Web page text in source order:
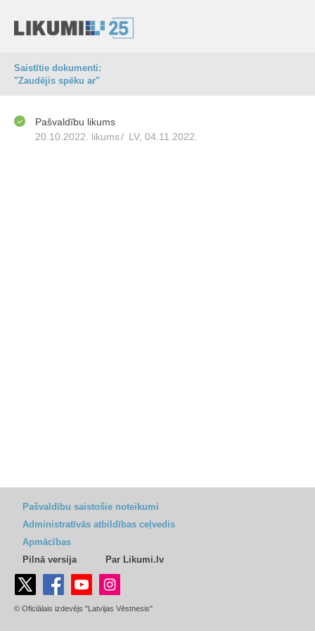
Saistītie dokumenti:
"Zaudējis spēku ar"
Pašvaldību likums
20.10.2022. likums/ LV, 04.11.2022.
Pašvaldību saistošie noteikumi
Administratīvās atbildības ceļvedis
Apmācības
Pilnā versija
Par Likumi.lv
© Oficiālais izdevējs "Latvijas Vēstnesis"